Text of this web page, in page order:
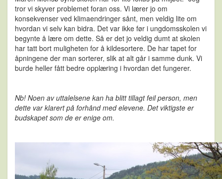
tror vi skyver problemet foran oss. Vi lærer jo om
konsekvenser ved klimaendringer sånt, men veldig lite om
hvordan vi selv kan bidra. Det var ikke før i ungdomsskolen vi
begynte å lære om dette. Så er det jo veldig dumt at skolen
har tatt bort muligheten for å kildesortere. De har tapet for
åpningene der man sorterer, slik at alt går i samme dunk. Vi
burde heller fått bedre opplæring i hvordan det fungerer.
Nb! Noen av uttalelsene kan ha blitt tillagt feil person, men
dette var klarert på forhånd med elevene. Det viktigste er
budskapet som de er enige om.